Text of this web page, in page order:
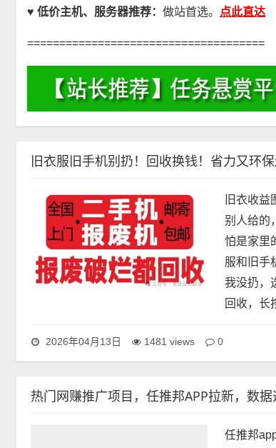
♥ 低价主机、服务器推荐： 做站首选。 点此直达
=====================================
旧衣服旧手机别扔！回收换钱！省力又环
旧衣收
别人给的
怕是家里
服和旧手
我没扔，
回收，长
2026年04月13日 1481 views 0
热门网赚推广项目，任推邦APP拉新，数
任推邦